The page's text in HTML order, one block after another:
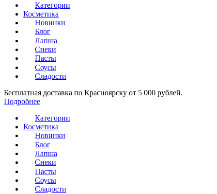
Категории
Косметика
Новинки
Блог
Лапша
Снеки
Пасты
Соусы
Сладости
Бесплатная доставка по Красноярску от 5 000 рублей.
Подробнее
Категории
Косметика
Новинки
Блог
Лапша
Снеки
Пасты
Соусы
Сладости